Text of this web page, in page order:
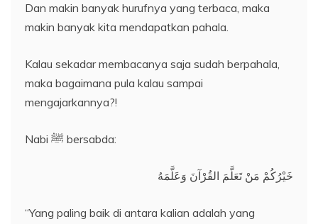
Dan makin banyak hurufnya yang terbaca, maka
makin banyak kita mendapatkan pahala.
Kalau sekadar membacanya saja sudah berpahala,
maka bagaimana pula kalau sampai
mengajarkannya?!
Nabi ﷺ bersabda:
خَيْرُكُمْ مَنْ تَعَلَّمَ القُرْآنَ وَعَلَّمَهُ
“Yang paling baik di antara kalian adalah yang